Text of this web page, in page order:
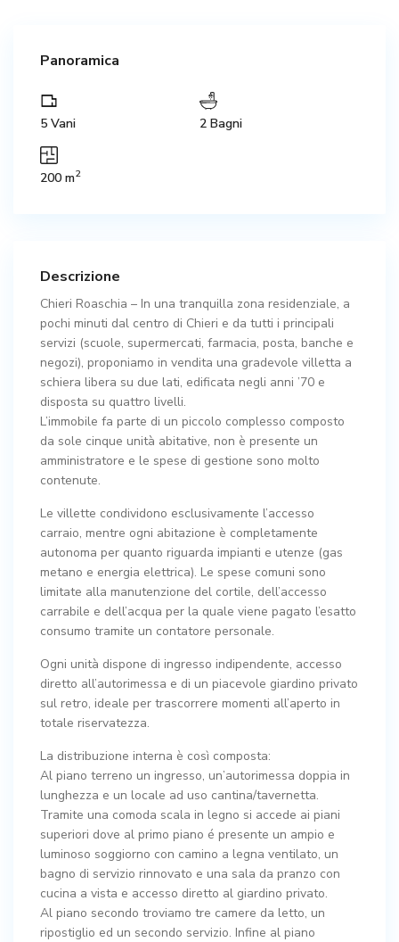
Panoramica
5 Vani 2 Bagni
200 m2
Descrizione
Chieri Roaschia – In una tranquilla zona residenziale, a
pochi minuti dal centro di Chieri e da tutti i principali
servizi (scuole, supermercati, farmacia, posta, banche e
negozi), proponiamo in vendita una gradevole villetta a
schiera libera su due lati, edificata negli anni ’70 e
disposta su quattro livelli.
L’immobile fa parte di un piccolo complesso composto
da sole cinque unità abitative, non è presente un
amministratore e le spese di gestione sono molto
contenute.
Le villette condividono esclusivamente l’accesso
carraio, mentre ogni abitazione è completamente
autonoma per quanto riguarda impianti e utenze (gas
metano e energia elettrica). Le spese comuni sono
limitate alla manutenzione del cortile, dell’accesso
carrabile e dell’acqua per la quale viene pagato l’esatto
consumo tramite un contatore personale.
Ogni unità dispone di ingresso indipendente, accesso
diretto all’autorimessa e di un piacevole giardino privato
sul retro, ideale per trascorrere momenti all’aperto in
totale riservatezza.
La distribuzione interna è così composta:
Al piano terreno un ingresso, un’autorimessa doppia in
lunghezza e un locale ad uso cantina/tavernetta.
Tramite una comoda scala in legno si accede ai piani
superiori dove al primo piano é presente un ampio e
luminoso soggiorno con camino a legna ventilato, un
bagno di servizio rinnovato e una sala da pranzo con
cucina a vista e accesso diretto al giardino privato.
Al piano secondo troviamo tre camere da letto, un
ripostiglio ed un secondo servizio. Infine al piano